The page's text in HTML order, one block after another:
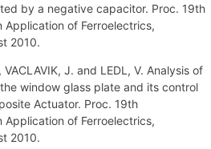
by a negative capacitor. Proc. 19th
Application of Ferroelectrics,
2010.
VACLAVIK, J. and LEDL, V. Analysis of
window glass plate and its control
Actuator. Proc. 19th
Application of Ferroelectrics,
2010.